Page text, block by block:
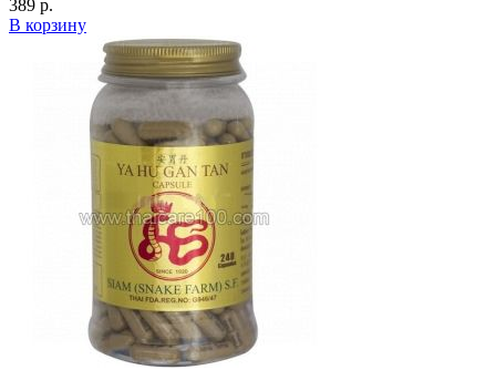
389 р.
В корзину